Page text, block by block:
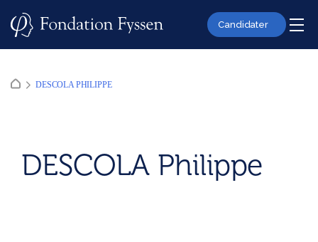
Candidater
DESCOLA PHILIPPE
DESCOLA Philippe